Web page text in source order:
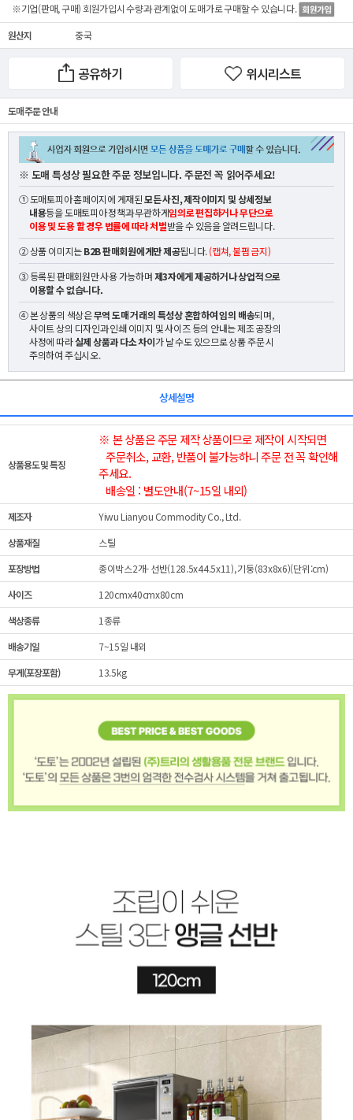
※기업(판매, 구매) 회원가입시 수량과 관계없이도매가로 구매할 수 있습니다.
원산지 중국
공유하기 위시리스트
도매 주문 안내
※ 도매 특성상 필요한 주문 정보입니다. 주문전 꼭 읽어주세요!
① 도매토피아 홈페이지에 게재된모든 사진, 제작이미지 및 상세정보
내용등을 도매토피아 정책과 무관하게임의로 편집하거나 무단으로
이용 및 도용 할 경우 법률에 따라 처벌받을 수 있음을 알려드립니다.
② 상품 이미지는B2B 판매회원에게만 제공됩니다.(캡쳐, 불펌 금지)
③ 등록된 판매회원만 사용 가능하며제3자에게 제공하거나 상업적으로
이용할 수 없습니다.
④ 본 상품의 색상은무역 도매 거래의 특성상 혼합하여 임의 배송되며,
사이트 상의 디자인과 인쇄 이미지 및 사이즈 등의 안내는 제조 공장의
사정에 따라실제 상품과 다소 차이가 날 수도 있으므로 상품 주문 시
주의하여 주십시오.
상세설명
상품용도 및 특징
※ 본 상품은 주문 제작 상품이므로 제작이 시작되면
주문취소, 교환, 반품이 불가능하니 주문 전 꼭 확인해
주세요.
배송일 : 별도안내(7~15일 내외)
제조자
Yiwu Lianyou Commodity Co., Ltd.
상품재질
스틸
포장방법
종이박스2개- 선반(128.5x44.5x11), 기둥(83x8x6)(단위:cm)
사이즈
120cmx40cmx80cm
색상종류
1종류
배송기일
7~15일 내외
무게(포장포함)
13.5kg